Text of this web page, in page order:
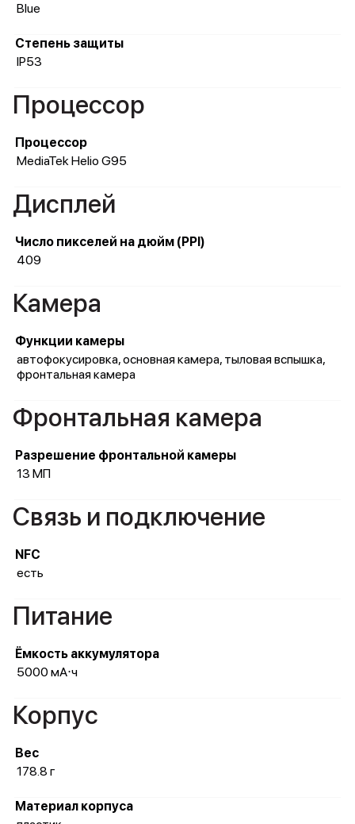
Blue
Степень защиты
IP53
Процессор
Процессор
MediaTek Helio G95
Дисплей
Число пикселей на дюйм (PPI)
409
Камера
Функции камеры
автофокусировка, основная камера, тыловая вспышка,
фронтальная камера
Фронтальная камера
Разрешение фронтальной камеры
13 МП
Связь и подключение
NFC
есть
Питание
Ёмкость аккумулятора
5000 мА⋅ч
Корпус
Вес
178.8 г
Материал корпуса